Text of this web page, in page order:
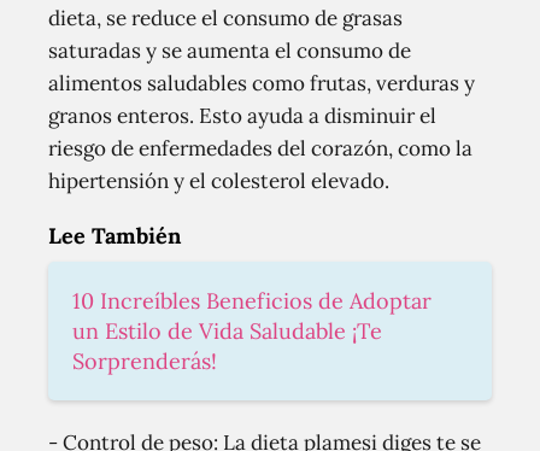
dieta, se reduce el consumo de grasas
saturadas y se aumenta el consumo de
alimentos saludables como frutas, verduras y
granos enteros. Esto ayuda a disminuir el
riesgo de enfermedades del corazón, como la
hipertensión y el colesterol elevado.
Lee También
10 Increíbles Beneficios de Adoptar
un Estilo de Vida Saludable ¡Te
Sorprenderás!
- Control de peso: La dieta plamesi diges te se